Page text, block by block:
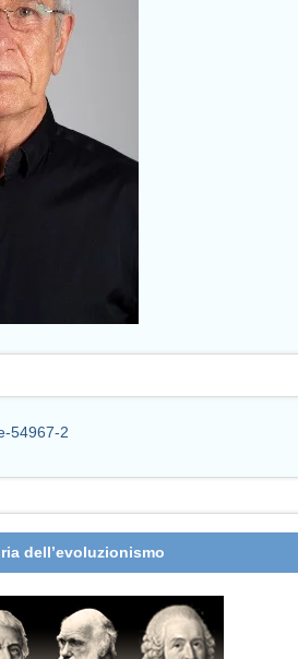
54967-2
dell’evoluzionismo